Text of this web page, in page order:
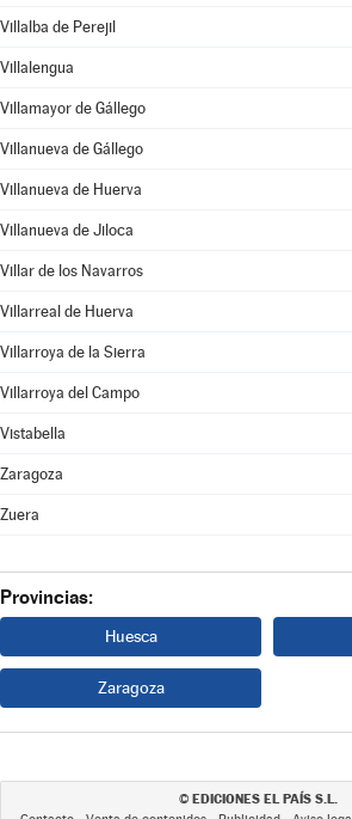
Villalba de Perejil
Villalengua
Villamayor de Gállego
Villanueva de Gállego
Villanueva de Huerva
Villanueva de Jiloca
Villar de los Navarros
Villarreal de Huerva
Villarroya de la Sierra
Villarroya del Campo
Vistabella
Zaragoza
Zuera
Provincias:
Huesca
Zaragoza
© EDICIONES EL PAÍS S.L.